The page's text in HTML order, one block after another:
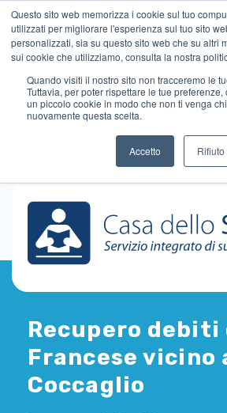
Questo sito web memorizza i cookie sul tuo
utilizzati per migliorare l'esperienza sul tuo sito
personalizzati, sia su questo sito web che su altri
sui cookie che utilizziamo, consulta la nostra
Quando visiti il ​​nostro sito non tracceremo le
Tuttavia, per poter rispettare le tue
un piccolo cookie in modo che non ti venga
nuovamente questa scelta.
Accetto Rifiuto
Recupero debiti
Francese vicino
Coccaglio